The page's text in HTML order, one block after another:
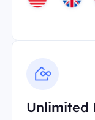
Unlimited